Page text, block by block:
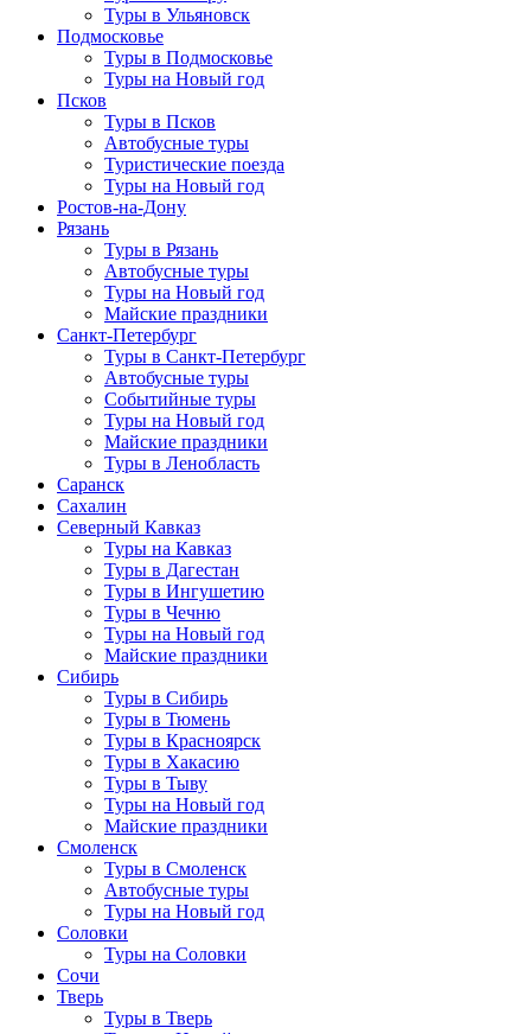
Туры в Ульяновск
Подмосковье
Туры в Подмосковье
Туры на Новый год
Псков
Туры в Псков
Автобусные туры
Туристические поезда
Туры на Новый год
Ростов-на-Дону
Рязань
Туры в Рязань
Автобусные туры
Туры на Новый год
Майские праздники
Санкт-Петербург
Туры в Санкт-Петербург
Автобусные туры
Событийные туры
Туры на Новый год
Майские праздники
Туры в Ленобласть
Саранск
Сахалин
Северный Кавказ
Туры на Кавказ
Туры в Дагестан
Туры в Ингушетию
Туры в Чечню
Туры на Новый год
Майские праздники
Сибирь
Туры в Сибирь
Туры в Тюмень
Туры в Красноярск
Туры в Хакасию
Туры в Тыву
Туры на Новый год
Майские праздники
Смоленск
Туры в Смоленск
Автобусные туры
Туры на Новый год
Соловки
Туры на Соловки
Сочи
Тверь
Туры в Тверь